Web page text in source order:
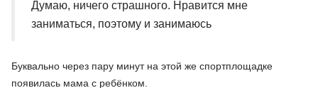
Думаю, ничего страшного. Нравится мне
заниматься, поэтому и занимаюсь
Буквально через пару минут на этой же спортплощадке
появилась мама с ребёнком.